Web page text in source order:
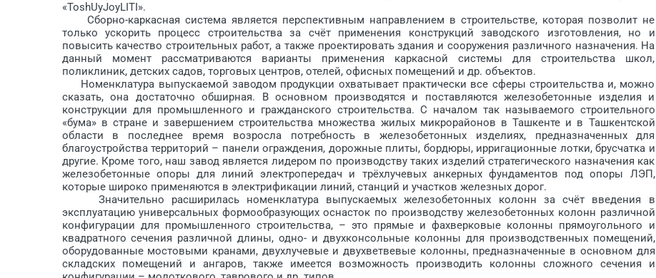
«ToshUyJoyLITI».
Сборно-каркасная система является перспективным направлением в строительстве, которая позволит не
только ускорить процесс строительства за счёт применения конструкций заводского изготовления, но и
повысить качество строительных работ, а также проектировать здания и сооружения различного назначения. На
данный момент рассматриваются варианты применения каркасной системы для строительства школ,
поликлиник, детских садов, торговых центров, отелей, офисных помещений и др. объектов.
Номенклатура выпускаемой заводом продукции охватывает прак­тически все сферы строительства и, можно
сказать, она достаточно обширная. В основном производятся и поставляются железобетонные изделия и
конструкции для промышленного и гражданского строительства. С началом так называемого строительного
«бума» в стране и завершением строительства множества жилых микрорайонов в Ташкенте и в Ташкентской
области в последнее время возросла потребность в железобетонных изделиях, предназначенных для
благоустройства территорий – панели ограждения, дорожные плиты, бордюры, ирригационные лотки, брусчатка и
другие. Кроме того, наш завод является лидером по производству таких изделий стратегического назначения как
железобетонные опоры для линий электропередач и трёхлучевых анкерных фундаментов под опоры ЛЭП,
которые широко применяются в электрификации линий, станций и участков железных дорог.
Значительно расширилась номенклатура выпускаемых железобетонных колонн за счёт введения в
эксплуатацию универсальных формообразующих оснасток по производству железобетонных колонн различной
конфигурации для промышленного строительства, – это прямые и фахверковые колонны прямоугольного и
квадратного сечения различной длины, одно- и двухконсольные колонны для производственных помещений,
оборудованные мостовыми кранами, двухлучевые и двухветвевые колонны, предназначенные в основном для
складских помещений и ангаров, также имеется возможность производить колонны сложного сечения и